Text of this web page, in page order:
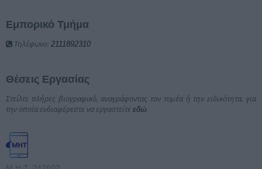
Εμπορικό Τμήμα
Τηλέφωνο: 2111892310
Θέσεις Εργασίας
Στείλτε πλήρες βιογραφικό, αναγράφοντας τον τομέα ή την ειδικότητα, για
την οποία ενδιαφέρεστε να εργαστείτε εδώ.